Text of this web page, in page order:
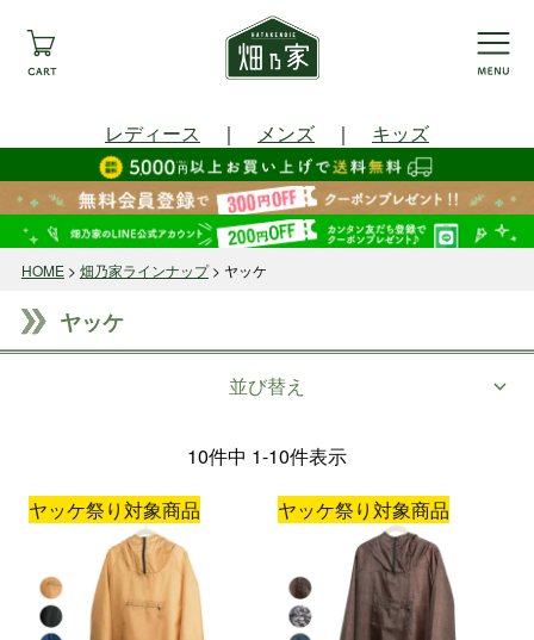
レディース ｜ メンズ ｜ キッズ
HOME 畑乃家ラインナップ ヤッケ
ヤッケ
並び替え
10件中 1-10件表示
ヤッケ祭り対象商品
ヤッケ祭り対象商品